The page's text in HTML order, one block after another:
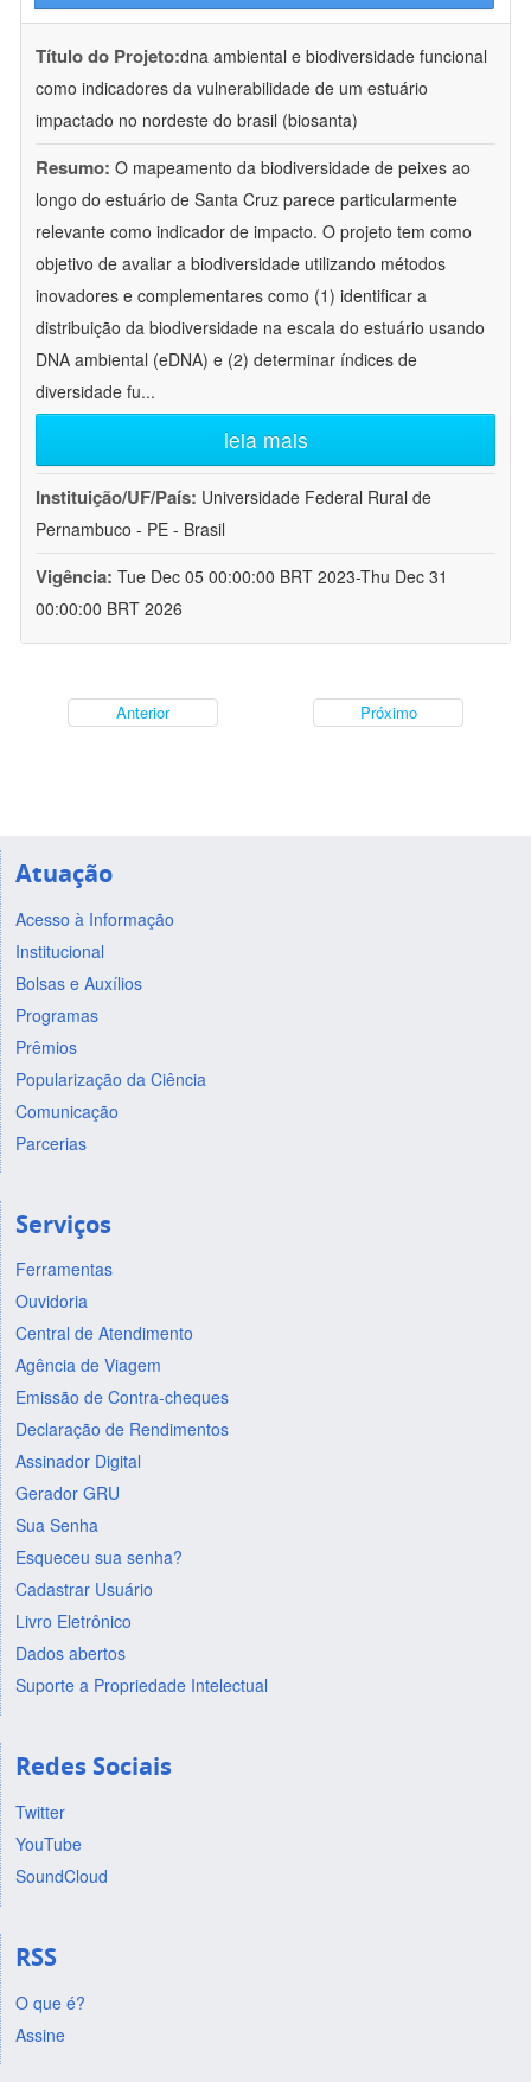
Título do Projeto:dna ambiental e biodiversidade funcional
como indicadores da vulnerabilidade de um estuário
impactado no nordeste do brasil (biosanta)
Resumo: O mapeamento da biodiversidade de peixes ao
longo do estuário de Santa Cruz parece particularmente
relevante como indicador de impacto. O projeto tem como
objetivo de avaliar a biodiversidade utilizando métodos
inovadores e complementares como (1) identificar a
distribuição da biodiversidade na escala do estuário usando
DNA ambiental (eDNA) e (2) determinar índices de
diversidade fu...
leia mais
Instituição/UF/País: Universidade Federal Rural de
Pernambuco - PE - Brasil
Vigência: Tue Dec 05 00:00:00 BRT 2023-Thu Dec 31
00:00:00 BRT 2026
Anterior Próximo
Atuação
Acesso à Informação
Institucional
Bolsas e Auxílios
Programas
Prêmios
Popularização da Ciência
Comunicação
Parcerias
Serviços
Ferramentas
Ouvidoria
Central de Atendimento
Agência de Viagem
Emissão de Contra-cheques
Declaração de Rendimentos
Assinador Digital
Gerador GRU
Sua Senha
Esqueceu sua senha?
Cadastrar Usuário
Livro Eletrônico
Dados abertos
Suporte a Propriedade Intelectual
Redes Sociais
Twitter
YouTube
SoundCloud
RSS
O que é?
Assine